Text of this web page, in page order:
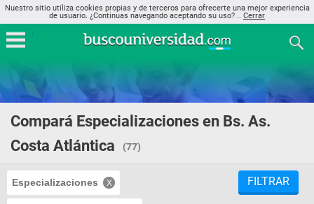
Nuestro sitio utiliza cookies propias y de terceros para ofrecerte una mejor experiencia
de usuario. ¿Continuas navegando aceptando su uso? .. Cerrar
Compará Especializaciones en Bs. As.
Costa Atlántica
(77)
Especializaciones FILTRAR